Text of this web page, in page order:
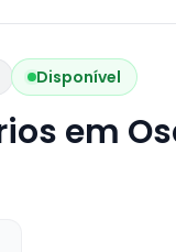
Disponível
em